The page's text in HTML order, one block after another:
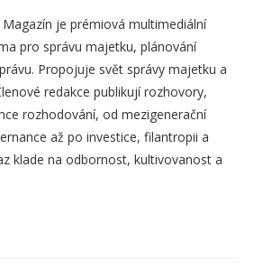
je prémiová multimediální
pro správu majetku, plánování
Propojuje svět správy majetku a
redakce publikují rozhovory,
rozhodování, od mezigenerační
až po investice, filantropii a
klade na odbornost, kultivovanost a